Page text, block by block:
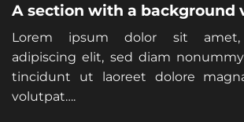
A section with a background
Lorem ipsum dolor sit amet,
adipiscing elit, sed diam
tincidunt ut laoreet dolore
volutpat….